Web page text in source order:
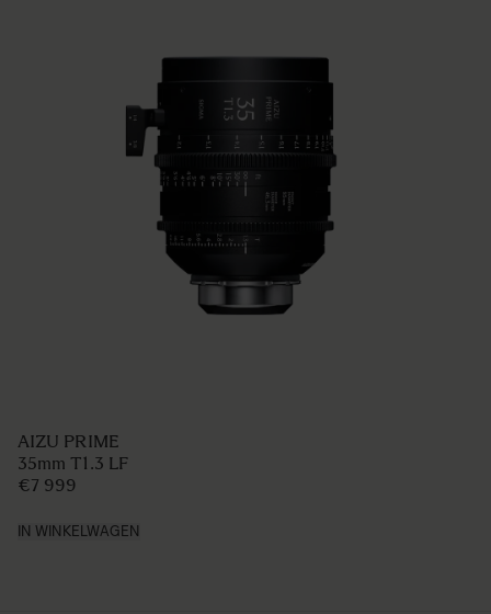
AIZU PRIME
35mm T1.3 LF
€7 999
IN WINKELWAGEN